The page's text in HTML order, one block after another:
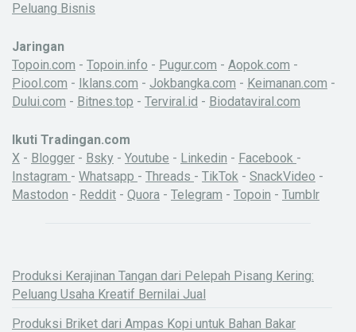
Peluang Bisnis
Jaringan
Topoin.com - Topoin.info - Pugur.com - Aopok.com -
Piool.com - Iklans.com - Jokbangka.com - Keimanan.com -
Dului.com - Bitnes.top - Terviral.id - Biodataviral.com
Ikuti Tradingan.com
X - Blogger - Bsky - Youtube - Linkedin - Facebook -
Instagram - Whatsapp - Threads - TikTok - SnackVideo -
Mastodon - Reddit - Quora - Telegram - Topoin - Tumblr
Produksi Kerajinan Tangan dari Pelepah Pisang Kering:
Peluang Usaha Kreatif Bernilai Jual
Produksi Briket dari Ampas Kopi untuk Bahan Bakar